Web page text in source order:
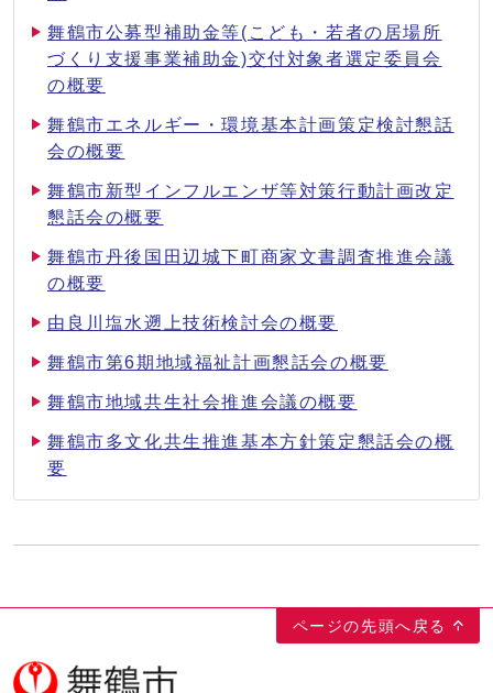
舞鶴市公募型補助金等(こども・若者の居場所
づくり支援事業補助金)交付対象者選定委員会
の概要
舞鶴市エネルギー・環境基本計画策定検討懇話
会の概要
舞鶴市新型インフルエンザ等対策行動計画改定
懇話会の概要
舞鶴市丹後国田辺城下町商家文書調査推進会議
の概要
由良川塩水遡上技術検討会の概要
舞鶴市第6期地域福祉計画懇話会の概要
舞鶴市地域共生社会推進会議の概要
舞鶴市多文化共生推進基本方針策定懇話会の概
要
ページの先頭へ戻る